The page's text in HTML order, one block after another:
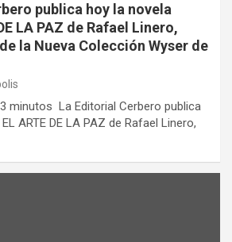
publica hoy la novela
LA PAZ de Rafael Linero,
la Nueva Colección Wyser de
minutos La Editorial Cerbero publica
ARTE DE LA PAZ de Rafael Linero,